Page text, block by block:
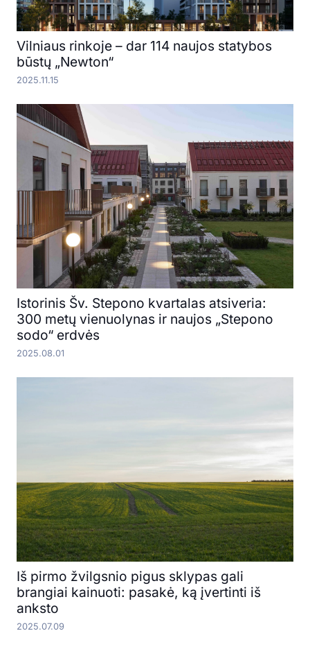
Vilniaus rinkoje – dar 114 naujos statybos
būstų „Newton“
2025.11.15
Istorinis Šv. Stepono kvartalas atsiveria:
300 metų vienuolynas ir naujos „Stepono
sodo“ erdvės
2025.08.01
Iš pirmo žvilgsnio pigus sklypas gali
brangiai kainuoti: pasakė, ką įvertinti iš
anksto
2025.07.09